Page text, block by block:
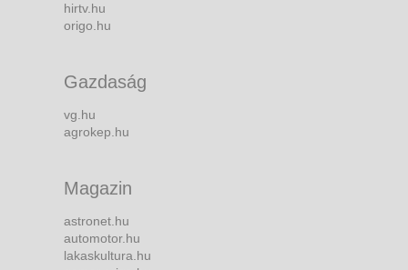
hirtv.hu
origo.hu
Gazdaság
vg.hu
agrokep.hu
Magazin
astronet.hu
automotor.hu
lakaskultura.hu